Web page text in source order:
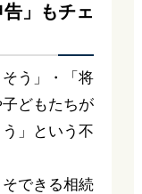
告」もチェ
そう」・「将
どもたちが
」という不
できる相続